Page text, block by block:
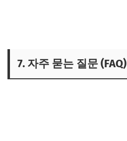
7. 자주 묻는 질문 (FAQ)